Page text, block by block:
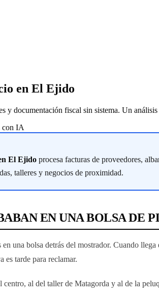
en El Ejido
y documentación fiscal sin sistema. Un
con IA
El Ejido procesa facturas de proveedores,
talleres y negocios de proximidad.
EN UNA BOLSA DE
una bolsa detrás del mostrador. Cuando
es tarde para reclamar.
al del taller de Matagorda y al de la